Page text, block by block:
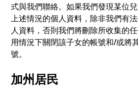
式與我們聯絡。如果我們發現某位
上述情況的個人資料，除非我們有
人資料，否則我們將刪除所收集的
用情況下關閉該子女的帳號和/或將
號。
加州居民